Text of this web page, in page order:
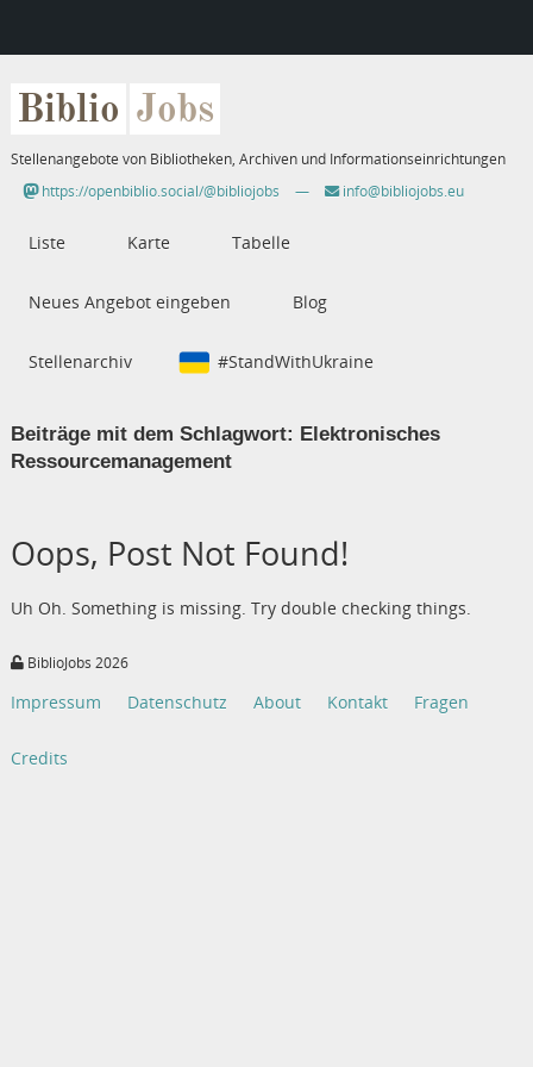
Biblio Jobs
Stellenangebote von Bibliotheken, Archiven und Informationseinrichtungen
https://openbiblio.social/@bibliojobs
— info@bibliojobs.eu
Liste Karte Tabelle
Neues Angebot eingeben Blog
Stellenarchiv #StandWithUkraine
Beiträge mit dem Schlagwort: Elektronisches
Ressourcemanagement
Oops, Post Not Found!
Uh Oh. Something is missing. Try double checking things.
BiblioJobs 2026
Impressum Datenschutz About Kontakt Fragen
Credits